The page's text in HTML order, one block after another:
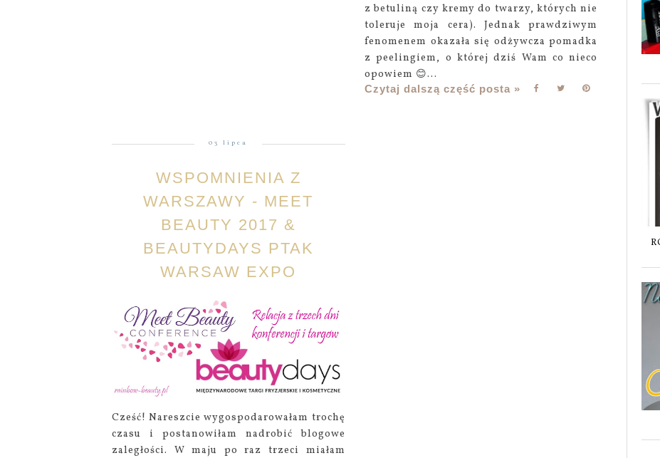
z betuliną czy kremy do twarzy, których nie
toleruje moja cera). Jednak prawdziwym
fenomenem okazała się odżywcza pomadka
z peelingiem, o której dziś Wam co nieco
opowiem 😊...
Czytaj dalszą część posta »
03 lipca
WSPOMNIENIA Z
WARSZAWY - MEET
BEAUTY 2017 &
BEAUTYDAYS PTAK
WARSAW EXPO
Cześć! Nareszcie wygospodarowałam trochę
czasu i postanowiłam nadrobić blogowe
zaległości. W maju po raz trzeci miałam